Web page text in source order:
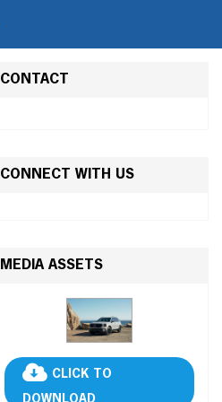
CONTACT
CONNECT WITH US
MEDIA ASSETS
CLICK TO
DOWNLOAD